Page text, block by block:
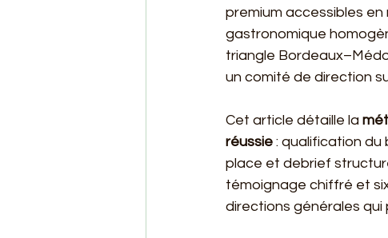
premium accessibles
gastronomique
triangle
un comité de direction
Cet article détaille la
réussie : qualification du
place et debrief
témoignage chiffré et
directions générales qui